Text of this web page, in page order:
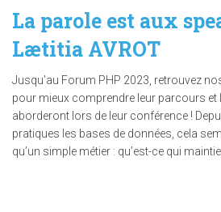
La parole est aux
Lætitia AVROT
Jusqu’au Forum PHP 2023, retrouvez
pour mieux comprendre leur parcours et
aborderont lors de leur conférence !
pratiques les bases de données, cela
qu’un simple métier : qu’est-ce qui